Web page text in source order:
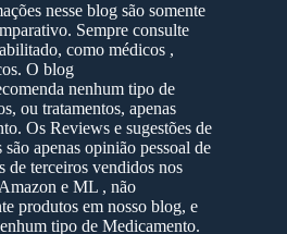
nesse blog são somente
Sempre consulte
como médicos ,
O blog
nenhum tipo de
ou tratamentos, apenas
Os Reviews e sugestões de
apenas opinião pessoal de
de terceiros vendidos nos
e ML , não
produtos em nosso blog, e
tipo de Medicamento.